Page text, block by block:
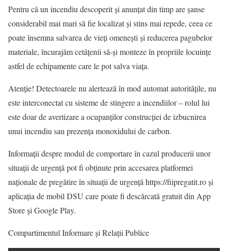
Pentru că un incendiu descoperit și anunțat din timp are șanse
considerabil mai mari să fie localizat și stins mai repede, ceea ce
poate însemna salvarea de vieți omenești și reducerea pagubelor
materiale, încurajăm cetățenii să-și monteze în propriile locuințe
astfel de echipamente care le pot salva viața.
Atenție! Detectoarele nu alertează în mod automat autoritățile, nu
este interconectat cu sisteme de stingere a incendiilor – rolul lui
este doar de avertizare a ocupanților construcției de izbucnirea
unui incendiu sau prezența monoxidului de carbon.
Informații despre modul de comportare în cazul producerii unor
situații de urgență pot fi obținute prin accesarea platformei
naționale de pregătire în situații de urgență https://fiipregatit.ro și
aplicația de mobil DSU care poate fi descărcată gratuit din App
Store și Google Play.
Compartimentul Informare și Relații Publice